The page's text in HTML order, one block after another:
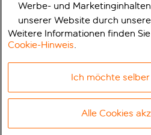
Werbe- und
unserer Website durch
Weitere Informationen finden
Cookie-Hinweis.
Ich möchte
Alle Cookies